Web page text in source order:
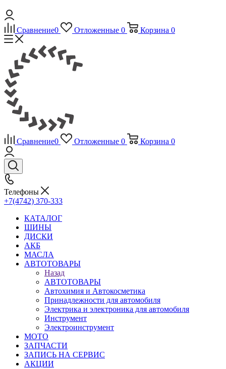
Сравнение0 Отложенные 0 Корзина 0
Сравнение0 Отложенные 0 Корзина 0
Телефоны
+7(4742) 370-333
КАТАЛОГ
ШИНЫ
ДИСКИ
АКБ
МАСЛА
АВТОТОВАРЫ
Назад
АВТОТОВАРЫ
Автохимия и Автокосметика
Принадлежности для автомобиля
Электрика и электроника для автомобиля
Инструмент
Электроинструмент
МОТО
ЗАПЧАСТИ
ЗАПИСЬ НА СЕРВИС
АКЦИИ